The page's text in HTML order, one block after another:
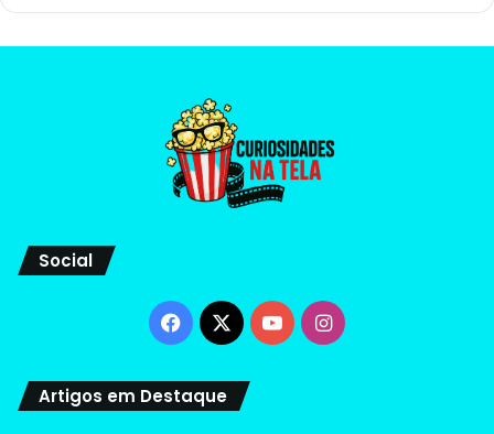
Social
Facebook
X YouTubeInstagram
Artigos em Destaque